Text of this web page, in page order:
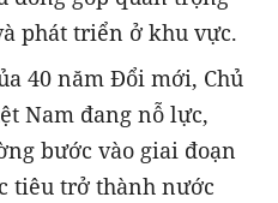
phát triển ở khu vực.
40 năm Đổi mới, Chủ
Nam đang nỗ lực,
bước vào giai đoạn
tiêu trở thành nước